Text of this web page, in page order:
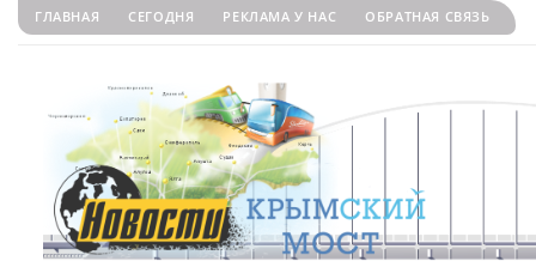
ГЛАВНАЯ СЕГОДНЯ РЕКЛАМА У НАС ОБРАТНАЯ СВЯЗЬ